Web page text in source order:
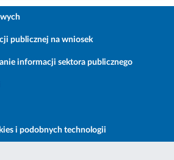
publicznej na wniosek
informacji sektora publicznego
i podobnych technologii